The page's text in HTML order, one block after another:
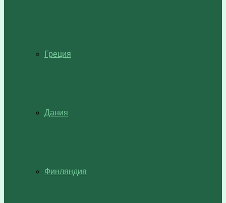
Греция
Дания
Финляндия